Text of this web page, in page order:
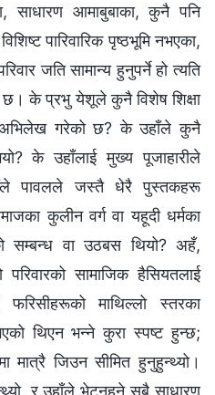
साधारण आमाबुबाका, कुनै पनि
पारिवारिक पृष्ठभूमि नभएका,
जति सामान्य हुनुपर्ने हो त्यति
छ। के प्रभु येशूले कुनै विशेष शिक्षा
अभिलेख गरेको छ? के उहाँले कुनै
के उहाँलाई मुख्य पूजाहारीले
पावलले जस्तै धेरै पुस्तकहरू
कुलीन वर्ग वा यहूदी धर्मका
सम्बन्ध वा उठबस थियो? अहँ,
सामाजिक हैसियतलाई
माथिल्लो स्तरका
थिएन भन्‍ने कुरा स्पष्ट हुन्छ;
मात्रै जिउन सीमित हुनुहुन्थ्यो।
र उहाँले भेट्नुहुने सबै साधारण